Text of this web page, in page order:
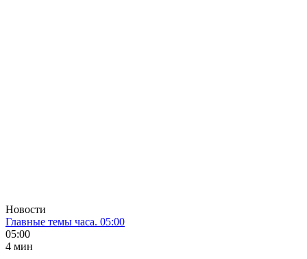
Новости
Главные темы часа. 05:00
05:00
4 мин